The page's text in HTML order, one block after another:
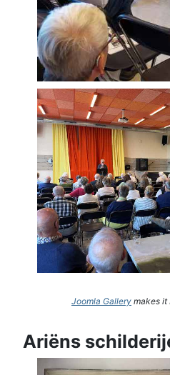
Joomla Gallery makes it
Ariëns